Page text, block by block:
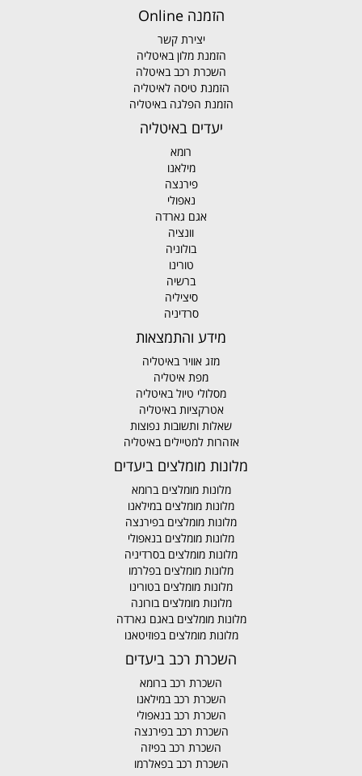
הזמנה Online
יצירת קשר
הזמנת מלון באיטליה
השכרת רכב באיטלה
הזמנת טיסה לאיטליה
הזמנת הפלגה באיטליה
יעדים באיטליה
רומא
מילאנו
פירנצה
נאפולי
אגם גארדה
וונציה
בולוניה
טורינו
ברשיה
סיציליה
סרדיניה
מידע והתמצאות
מזג אוויר באיטליה
מפת איטליה
מסלולי טיול באיטליה
אטרקציות באיטליה
שאלות ותשובות נפוצות
אזהרות למטיילים באיטליה
מלונות מומלצים ביעדים
מלונות מומלצים ברומא
מלונות מומלצים במילאנו
מלונות מומלצים בפירנצה
מלונות מומלצים בנאפולי
מלונות מומלצים בסרדיניה
מלונות מומלצים בפלרמו
מלונות מומלצים בטורינו
מלונות מומלצים בורונה
מלונות מומלצים באגם גארדה
מלונות מומלצים בפוזיטאנו
השכרת רכב ביעדים
השכרת רכב ברומא
השכרת רכב במילאנו
השכרת רכב בנאפולי
השכרת רכב בפירנצה
השכרת רכב בפיזה
השכרת רכב בפאלרמו